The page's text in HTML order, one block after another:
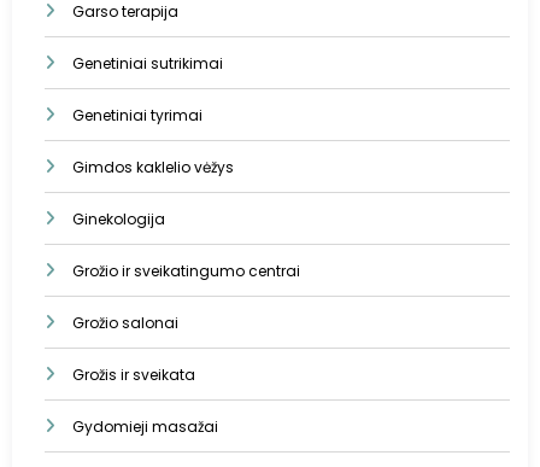
Garso terapija
Genetiniai sutrikimai
Genetiniai tyrimai
Gimdos kaklelio vėžys
Ginekologija
Grožio ir sveikatingumo centrai
Grožio salonai
Grožis ir sveikata
Gydomieji masažai